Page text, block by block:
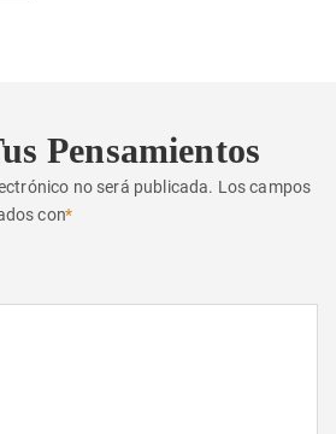
Pensamientos
no será publicada. Los campos
con*